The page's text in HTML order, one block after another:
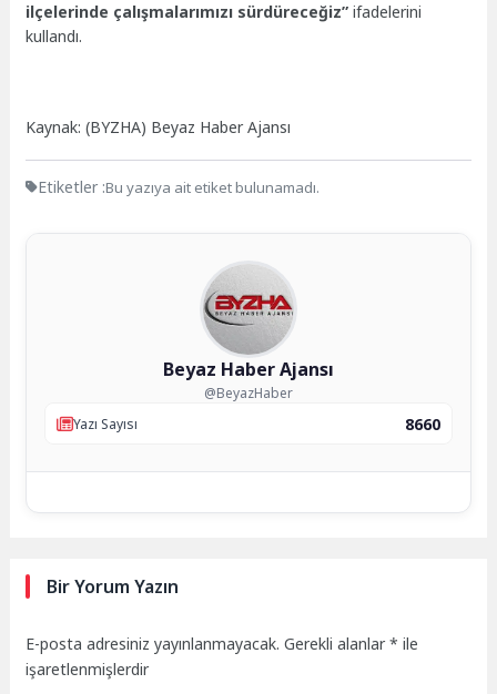
ilçelerinde çalışmalarımızı sürdüreceğiz”ifadelerini
kullandı.
Kaynak: (BYZHA) Beyaz Haber Ajansı
Etiketler :Bu yazıya ait etiket bulunamadı.
Beyaz Haber Ajansı
@BeyazHaber
Yazı Sayısı
8660
Bir Yorum Yazın
E-posta adresiniz yayınlanmayacak. Gerekli alanlar* ile
işaretlenmişlerdir